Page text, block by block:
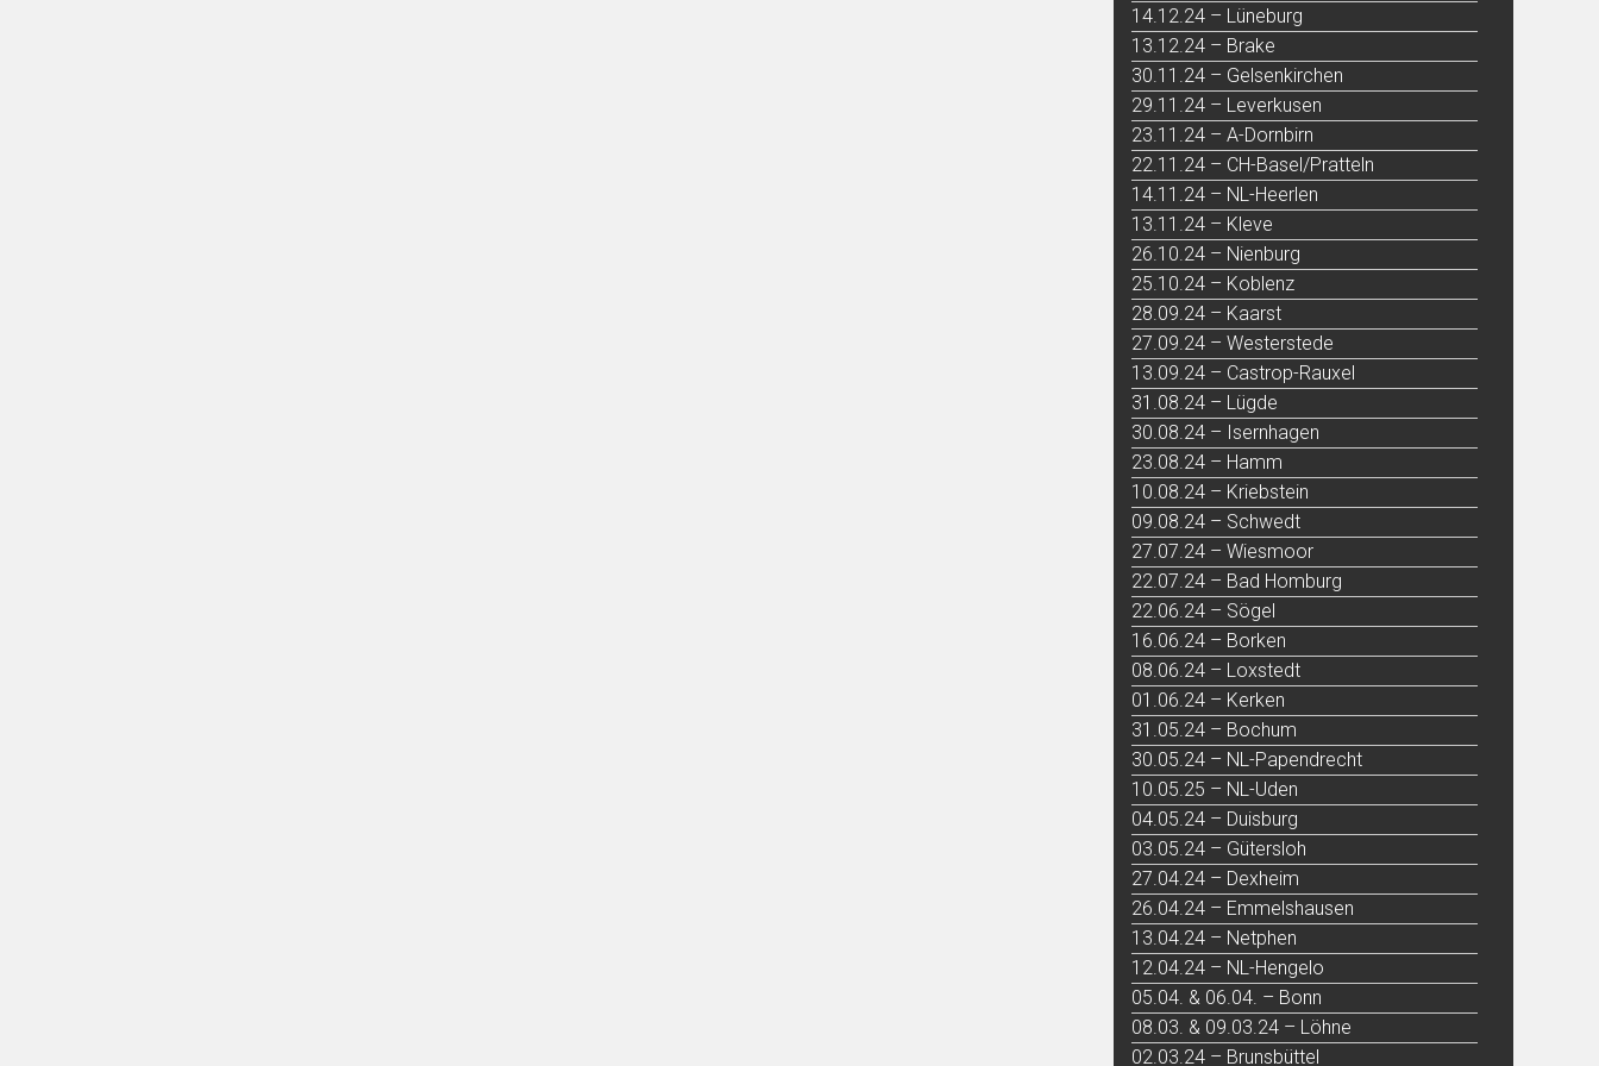
14.12.24 – Lüneburg
13.12.24 – Brake
30.11.24 – Gelsenkirchen
29.11.24 – Leverkusen
23.11.24 – A-Dornbirn
22.11.24 – CH-Basel/Pratteln
14.11.24 – NL-Heerlen
13.11.24 – Kleve
26.10.24 – Nienburg
25.10.24 – Koblenz
28.09.24 – Kaarst
27.09.24 – Westerstede
13.09.24 – Castrop-Rauxel
31.08.24 – Lügde
30.08.24 – Isernhagen
23.08.24 – Hamm
10.08.24 – Kriebstein
09.08.24 – Schwedt
27.07.24 – Wiesmoor
22.07.24 – Bad Homburg
22.06.24 – Sögel
16.06.24 – Borken
08.06.24 – Loxstedt
01.06.24 – Kerken
31.05.24 – Bochum
30.05.24 – NL-Papendrecht
10.05.25 – NL-Uden
04.05.24 – Duisburg
03.05.24 – Gütersloh
27.04.24 – Dexheim
26.04.24 – Emmelshausen
13.04.24 – Netphen
12.04.24 – NL-Hengelo
05.04. & 06.04. – Bonn
08.03. & 09.03.24 – Löhne
02.03.24 – Brunsbüttel